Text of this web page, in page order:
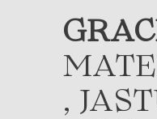
,